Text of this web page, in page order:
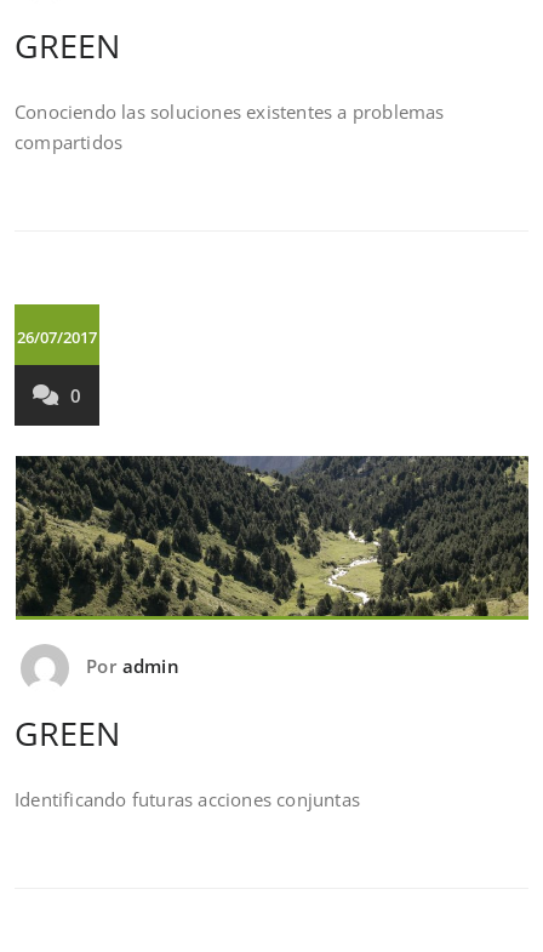
GREEN
Conociendo las soluciones existentes a problemas
compartidos
26/07/2017
0
Por admin
GREEN
Identificando futuras acciones conjuntas